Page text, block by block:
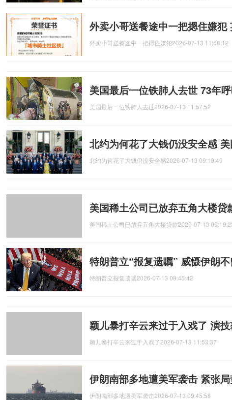
外卖小哥送餐途中一把摁住嫌犯
外卖小哥送餐途中一把摁住嫌犯2026-07-13 11:58:12
美国最后一位铁肺人去世 73年
美国最后一位铁肺人去世2026-07-13 11:57:52
北约为何花了大钱仍没安全感
北约为何花了大钱仍没安全感2026-07-13 09:19:49
美国稀土公司已放弃五角大楼贷
美国稀土公司已放弃五角大楼贷款2026-07-13
特朗普立“报复遗嘱” 威慑伊朗
特朗普立报复遗嘱2026-07-13 09:45:42
颖儿暴打辛云来过于入戏了 演
颖儿暴打辛云来过于入戏了2026-07-13 11:53:37
伊朗南部多地遭美军袭击 紧张
伊朗南部多地遭美军袭击2026-07-13 09:45:58